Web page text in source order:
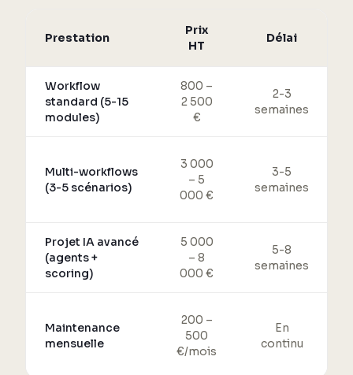
Prestation
Prix
HT
Délai
Workflow
standard (5-15
modules)
800 –
2 500
€
2-3
semaines
Multi-workflows
(3-5 scénarios)
3 000
– 5
000 €
3-5
semaines
Projet IA avancé
(agents +
scoring)
5 000
– 8
000 €
5-8
semaines
Maintenance
mensuelle
200 –
500
€/mois
En
continu